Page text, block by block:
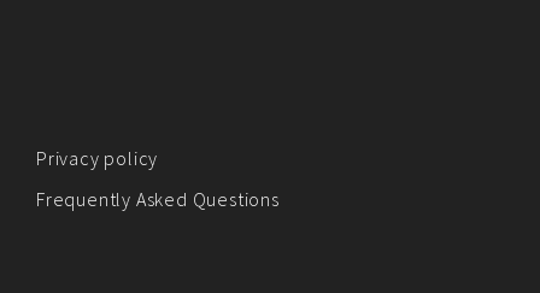
Privacy policy
Frequently Asked Questions